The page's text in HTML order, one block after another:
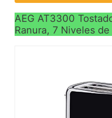
AEG AT3300
Ranura, 7 Niveles de